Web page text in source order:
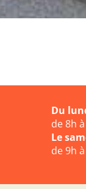
Du
de 8h
Le
de 9h